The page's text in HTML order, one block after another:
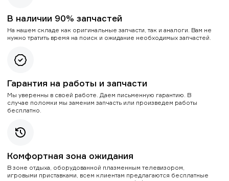
В наличии 90% запчастей
На нашем складе как оригинальные запчасти, так и аналоги. Вам не
нужно тратить время на поиск и ожидание необходимых запчастей.
Гарантия на работы и запчасти
Мы уверенны в своей работе. Даем письменную гарантию. В
случае поломки мы заменим запчасть или произведем работы
бесплатно.
Комфортная зона ожидания
В зоне отдыха, оборудованной плазменным телевизором,
игровыми приставками, всем клиентам предлагаются бесплатные